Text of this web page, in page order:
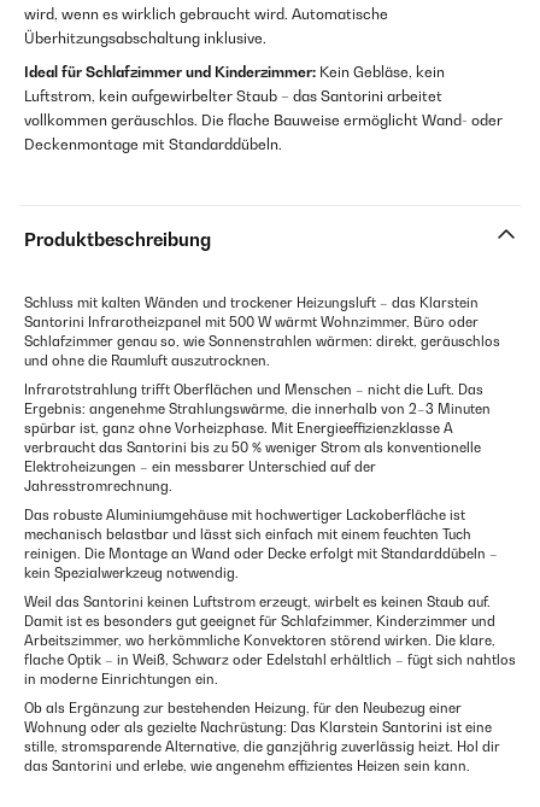
wird, wenn es wirklich gebraucht wird. Automatische
Überhitzungsabschaltung inklusive.
Ideal für Schlafzimmer und Kinderzimmer: Kein Gebläse, kein
Luftstrom, kein aufgewirbelter Staub – das Santorini arbeitet
vollkommen geräuschlos. Die flache Bauweise ermöglicht Wand- oder
Deckenmontage mit Standarddübeln.
Produktbeschreibung
Schluss mit kalten Wänden und trockener Heizungsluft – das Klarstein
Santorini Infrarotheizpanel mit 500 W wärmt Wohnzimmer, Büro oder
Schlafzimmer genau so, wie Sonnenstrahlen wärmen: direkt, geräuschlos
und ohne die Raumluft auszutrocknen.
Infrarotstrahlung trifft Oberflächen und Menschen – nicht die Luft. Das
Ergebnis: angenehme Strahlungswärme, die innerhalb von 2–3 Minuten
spürbar ist, ganz ohne Vorheizphase. Mit Energieeffizienzklasse A
verbraucht das Santorini bis zu 50 % weniger Strom als konventionelle
Elektroheizungen – ein messbarer Unterschied auf der
Jahresstromrechnung.
Das robuste Aluminiumgehäuse mit hochwertiger Lackoberfläche ist
mechanisch belastbar und lässt sich einfach mit einem feuchten Tuch
reinigen. Die Montage an Wand oder Decke erfolgt mit Standarddübeln –
kein Spezialwerkzeug notwendig.
Weil das Santorini keinen Luftstrom erzeugt, wirbelt es keinen Staub auf.
Damit ist es besonders gut geeignet für Schlafzimmer, Kinderzimmer und
Arbeitszimmer, wo herkömmliche Konvektoren störend wirken. Die klare,
flache Optik – in Weiß, Schwarz oder Edelstahl erhältlich – fügt sich nahtlos
in moderne Einrichtungen ein.
Ob als Ergänzung zur bestehenden Heizung, für den Neubezug einer
Wohnung oder als gezielte Nachrüstung: Das Klarstein Santorini ist eine
stille, stromsparende Alternative, die ganzjährig zuverlässig heizt. Hol dir
das Santorini und erlebe, wie angenehm effizientes Heizen sein kann.